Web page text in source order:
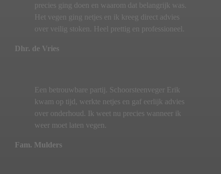
precies ging doen en waarom dat belangrijk was.
Het vegen ging netjes en ik kreeg direct advies
over veilig stoken. Heel prettig en professioneel.
Dhr. de Vries
Een betrouwbare partij. Schoorsteenveger Erik
kwam op tijd, werkte netjes en gaf eerlijk advies
over onderhoud. Ik weet nu precies wanneer ik
weer moet laten vegen.
Fam. Mulders